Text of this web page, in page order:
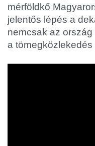
mérföldkő
jelentős lépés a
nemcsak az
a